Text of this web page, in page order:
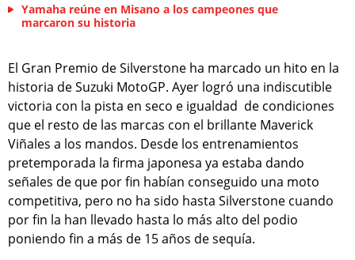
Yamaha reúne en Misano a los campeones que
marcaron su historia
El Gran Premio de Silverstone ha marcado un hito en la
historia de Suzuki MotoGP. Ayer logró una indiscutible
victoria con la pista en seco e igualdad de condiciones
que el resto de las marcas con el brillante Maverick
Viñales a los mandos. Desde los entrenamientos
pretemporada la firma japonesa ya estaba dando
señales de que por fin habían conseguido una moto
competitiva, pero no ha sido hasta Silverstone cuando
por fin la han llevado hasta lo más alto del podio
poniendo fin a más de 15 años de sequía.